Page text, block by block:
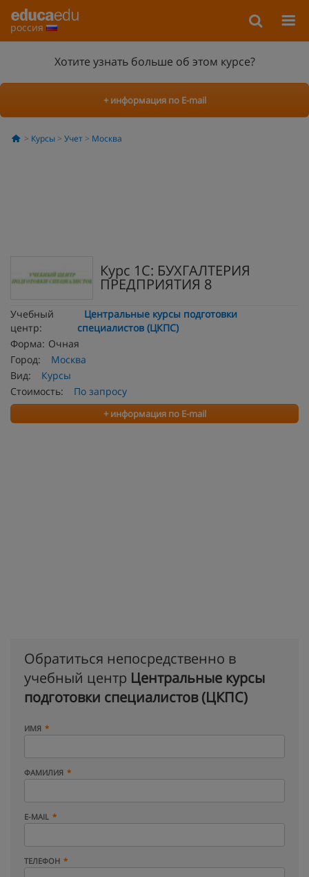
россия
Хотите узнать больше об этом курсе?
+ информация по E-mail
Курсы Учет Москва
Курс 1С: БУХГАЛТЕРИЯ
ПРЕДПРИЯТИЯ 8
Учебный
центр:
Центральные курсы подготовки
специалистов (ЦКПС)
Форма: Очная
Город:
Москва
Вид:
Курсы
Стоимость:
По запросу
+ информация по E-mail
Обратиться непосредственно в
учебный центр Центральные курсы
подготовки специалистов (ЦКПС)
ИМЯ
ФАМИЛИЯ
E-MAIL
ТЕЛЕФОН